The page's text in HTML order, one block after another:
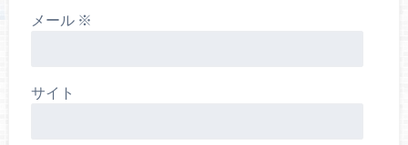
メール ※
サイト